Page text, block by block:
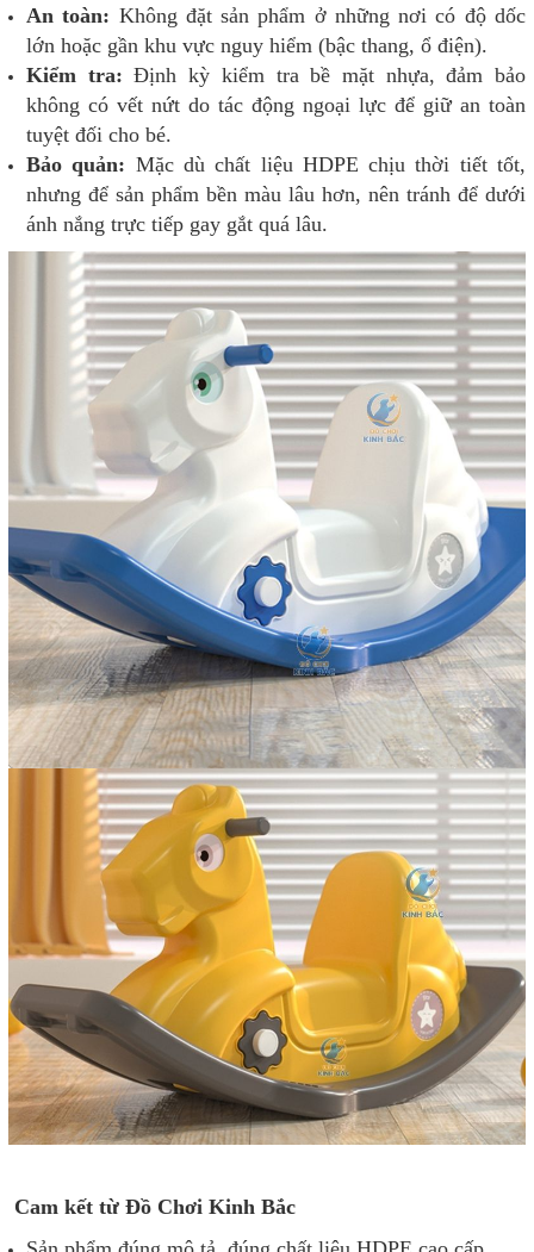
An toàn: Không đặt sản phẩm ở những nơi có độ dốc
lớn hoặc gần khu vực nguy hiểm (bậc thang, ổ điện).
Kiểm tra: Định kỳ kiểm tra bề mặt nhựa, đảm bảo
không có vết nứt do tác động ngoại lực để giữ an toàn
tuyệt đối cho bé.
Bảo quản: Mặc dù chất liệu HDPE chịu thời tiết tốt,
nhưng để sản phẩm bền màu lâu hơn, nên tránh để dưới
ánh nắng trực tiếp gay gắt quá lâu.
Cam kết từ Đồ Chơi Kinh Bắc